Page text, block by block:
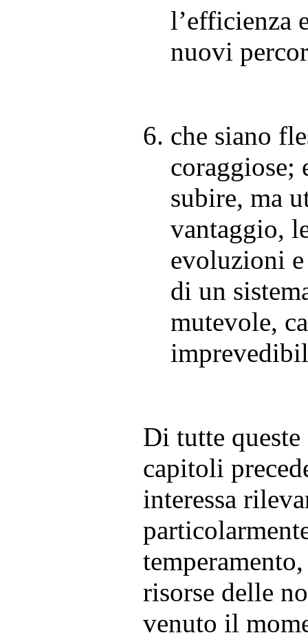
l’efficienza
nuovi
che siano
coraggiose;
subire, ma
vantaggio,
evoluzioni
di un
mutevole,
Di tutte
capitoli
interessa
risorse delle
venuto il